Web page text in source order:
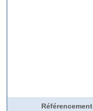
Référencement